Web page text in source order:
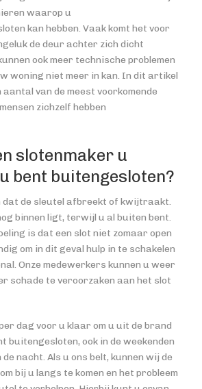
waarop u
kan hebben. Vaak komt het voor
de deur achter zich dicht
ook meer technische problemen
woning niet meer in kan. In dit artikel
van de meest voorkomende
zichzelf hebben
slotenmaker u
bent buitengesloten?
dat de sleutel afbreekt of kwijtraakt.
binnen ligt, terwijl u al buiten bent.
is dat een slot niet zomaar open
om in dit geval hulp in te schakelen
Onze medewerkers kunnen u weer
schade te veroorzaken aan het slot
dag voor u klaar om u uit de brand
buitengesloten, ook in de weekenden
nacht. Als u ons belt, kunnen wij de
bij u langs te komen en het probleem